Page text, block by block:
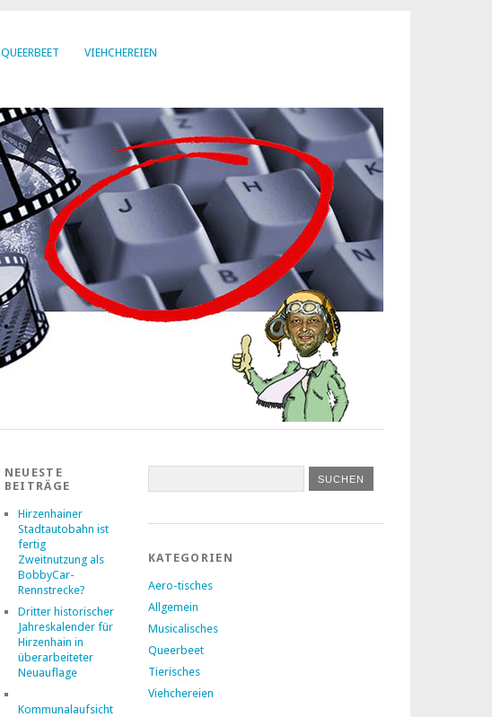
QUEERBEET VIEHCHEREIEN
NEUESTE
BEITRÄGE
Hirzenhainer
Stadtautobahn ist
fertig
Zweitnutzung als
BobbyCar-
Rennstrecke?
Dritter historischer
Jahreskalender für
Hirzenhain in
überarbeiteter
Neuauflage
Kommunalaufsicht
KATEGORIEN
Aero-tisches
Allgemein
Musicalisches
Queerbeet
Tierisches
Viehchereien